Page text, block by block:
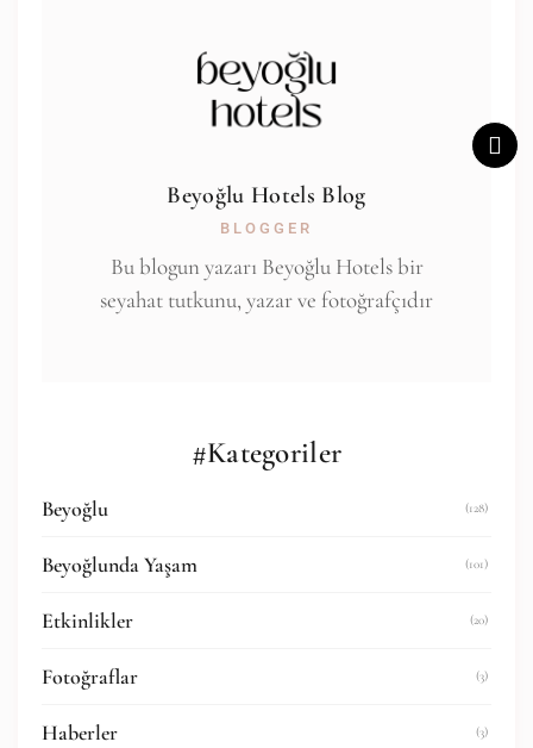
Beyoğlu Hotels Blog
BLOGGER
Bu blogun yazarı Beyoğlu Hotels bir
seyahat tutkunu, yazar ve fotoğrafçıdır
#Kategoriler
Beyoğlu (128)
Beyoğlunda Yaşam (101)
Etkinlikler (20)
Fotoğraflar (3)
Haberler (3)